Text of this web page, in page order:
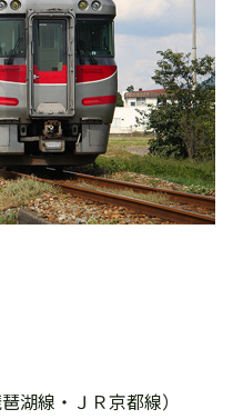
湖線・ＪＲ京都線）